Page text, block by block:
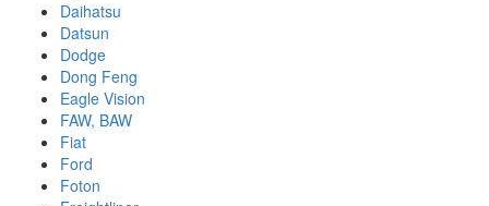
Daihatsu
Datsun
Dodge
Dong Feng
Eagle Vision
FAW, BAW
Fiat
Ford
Foton